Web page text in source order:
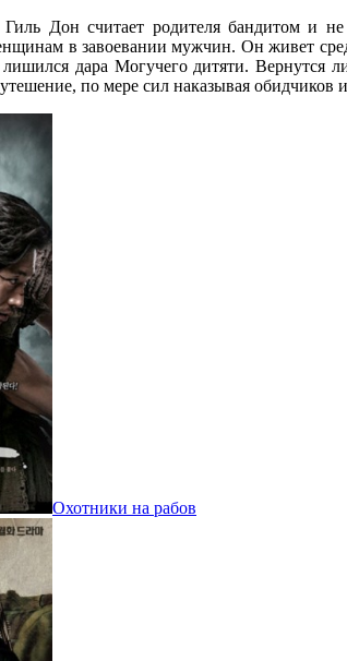
Дон считает родителя бандитом и
в завоевании мужчин. Он живет
дара Могучего дитяти. Вернутся
по мере сил наказывая обидчиков
Охотники на рабов